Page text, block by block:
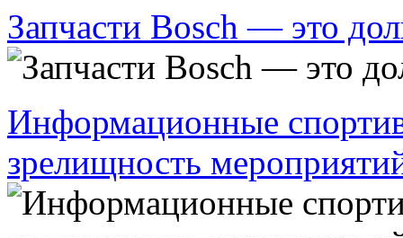
Запчасти Bosch — это
Информационные
зрелищность